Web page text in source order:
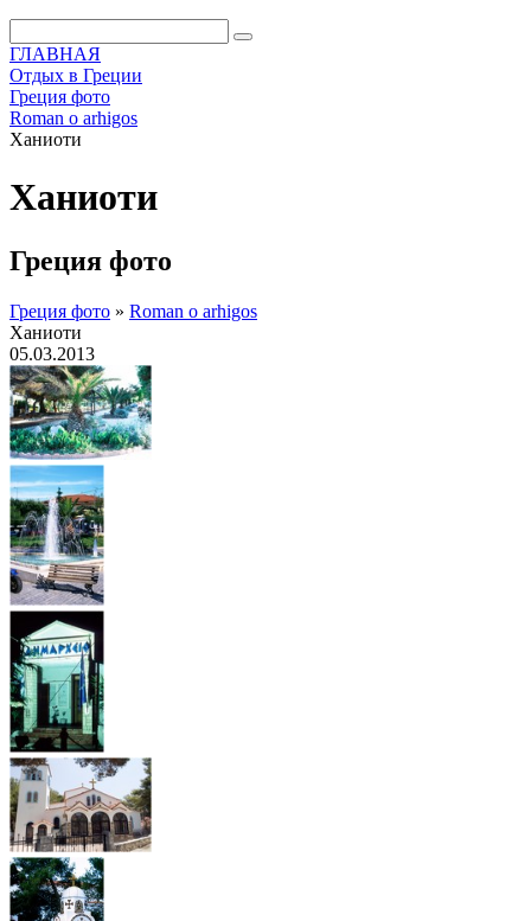
ГЛАВНАЯ
Отдых в Греции
Греция фото
Roman o arhigos
Ханиоти
Ханиоти
Греция фото
Греция фото » Roman o arhigos
Ханиоти
05.03.2013